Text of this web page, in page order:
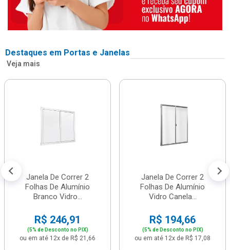
Destaques em Portas e Janelas
Veja mais
Janela De Correr 2
Folhas De Alumínio
Branco Vidro...
R$ 246,91
(5% de Desconto no PIX)
ou em até 12x de R$ 21,66
Janela De Correr 2
Folhas De Alumínio
Vidro Canela...
R$ 194,66
(5% de Desconto no PIX)
ou em até 12x de R$ 17,08